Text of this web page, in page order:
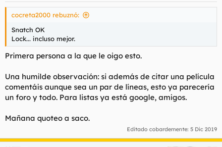
cocreta2000 rebuznó:
Snatch OK
Lock... incluso mejor.
Primera persona a la que le oigo esto.
Una humilde observación: si además de citar una película
comentáis aunque sea un par de líneas, esto ya parecería
un foro y todo. Para listas ya está google, amigos.
Mañana quoteo a saco.
Editado cobardemente: 5 Dic 2019